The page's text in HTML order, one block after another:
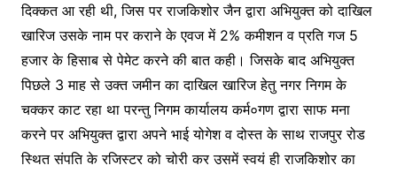
दिक्कत आ रही थी, जिस पर राजकिशोर जैन द्वारा अभियुक्त को दाखिल
खारिज उसके नाम पर कराने के एवज में 2% कमीशन व प्रति गज 5
हजार के हिसाब से पेमेट करने की बात कही। जिसके बाद अभियुक्त
पिछले 3 माह से उक्त जमीन का दाखिल खारिज हेतु नगर निगम के
चक्कर काट रहा था परन्तु निगम कार्यालय कर्म०गण द्वारा साफ मना
करने पर अभियुक्त द्वारा अपने भाई योगेश व दोस्त के साथ राजपुर रोड
स्थित संपति के रजिस्टर को चोरी कर उसमें स्वयं ही राजकिशोर का